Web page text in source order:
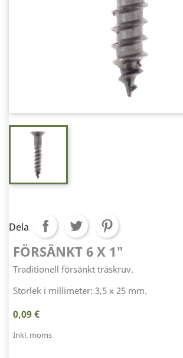
Dela
FÖRSÄNKT 6 X 1"
Traditionell försänkt träskruv.
Storlek i millimeter: 3,5 x 25 mm.
0,09 €
Inkl. moms